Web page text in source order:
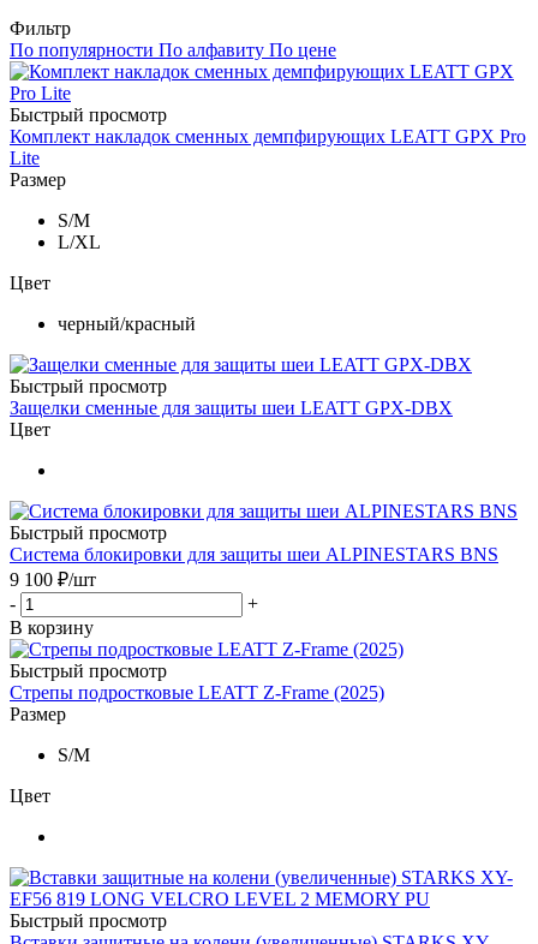
Фильтр
По популярности По алфавиту По цене
Быстрый просмотр
Комплект накладок сменных демпфирующих LEATT GPX Pro
Lite
Размер
S/M
L/XL
Цвет
черный/красный
Быстрый просмотр
Защелки сменные для защиты шеи LEATT GPX-DBX
Цвет
Быстрый просмотр
Система блокировки для защиты шеи ALPINESTARS BNS
9 100 ₽/шт
-
+
В корзину
Быстрый просмотр
Стрепы подростковые LEATT Z-Frame (2025)
Размер
S/M
Цвет
Быстрый просмотр